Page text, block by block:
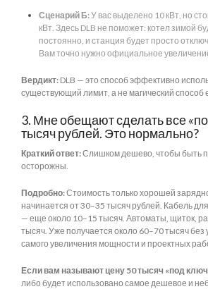
Сценарий Б:У вас выделено 10 кВт, но
кВт. Здесь DLB не поможет: котел зимой
постоянно, и станция будет просто
Вам точно нужно официальное
Вердикт: DLB — это способ эффективно
существующий лимит, а не магический способ
3. Мне обещают сделать все
тысяч рублей. Это нормально?
Краткий ответ:Слишком дешево, чтобы быть
осторожны.
Подробно:Стоимость только хорошей
начинается от 30–35 тысяч рублей. Кабель
— еще около 10–15 тысяч. Автоматы, щиток,
тысяч. Уже получается около 60–70 тысяч без
самого увеличения мощности и проектных
Если вам называют цену 50 тысяч «под
либо будет использовано самое дешевое и